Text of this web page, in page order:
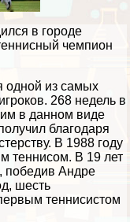
в городе
чемпион
одной из самых
268 недель в
в данном виде
благодаря
В 1988 году
теннисом. В 19 лет
победив Андре
шесть
теннисистом